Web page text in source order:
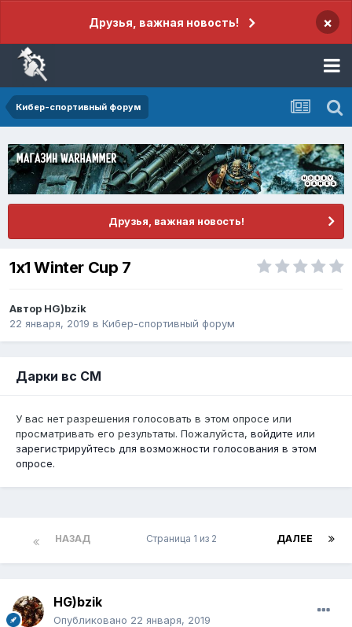
Друзья, важная новость! ×
Кибер-спортивный форум
Друзья, важная новость!
1x1 Winter Cup 7
Автор HG)bzik
22 января, 2019 в Кибер-спортивный форум
Дарки вс СМ
У вас нет разрешения голосовать в этом опросе или
просматривать его результаты. Пожалуйста, войдите или
зарегистрируйтесь для возможности голосования в этом
опросе.
НАЗАД ДАЛЕЕ
Страница 1 из 2
HG)bzik
Опубликовано 22 января, 2019